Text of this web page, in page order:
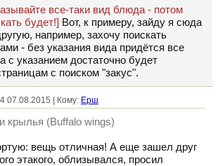
все-таки вид блюда - потом
будет!] Вот, к примеру, зайду я сюда
например, захочу поискать
- без указания вида придётся все
с указанием достаточно будет
с поиском "закус".
07.08.2015 | Кому: Ерш
(Buffalo wings)
вещь отличная! А еще зашел друг
этакого, облизывался, просил